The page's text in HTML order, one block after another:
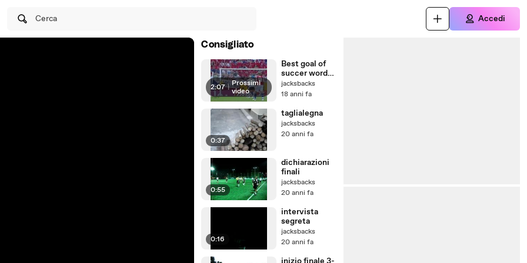
Cerca Accedi
Consigliato
2:07 | Prossimi
video
Best goal of
succer word
cup 2002's
jacksbacks
18 anni fa
0:37
taglialegna
jacksbacks
20 anni fa
0:55
dichiarazioni
finali
jacksbacks
20 anni fa
0:16
intervista
segreta
jacksbacks
20 anni fa